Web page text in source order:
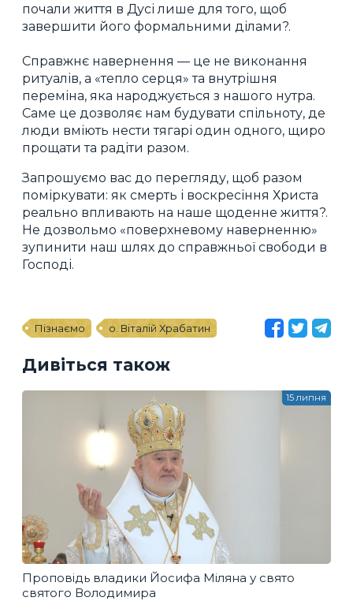
почали життя в Дусі лише для того, щоб
завершити його формальними ділами?.
Справжнє навернення — це не виконання
ритуалів, а «тепло серця» та внутрішня
переміна, яка народжується з нашого нутра.
Саме це дозволяє нам будувати спільноту, де
люди вміють нести тягарі один одного, щиро
прощати та радіти разом.
Запрошуємо вас до перегляду, щоб разом
поміркувати: як смерть і воскресіння Христа
реально впливають на наше щоденне життя?.
Не дозвольмо «поверхневому наверненню»
зупинити наш шлях до справжньої свободи в
Господі.
Пізнаємо о. Віталій Храбатин
Дивіться також
Проповідь владики Йосифа Міляна у свято
святого Володимира
15 липня